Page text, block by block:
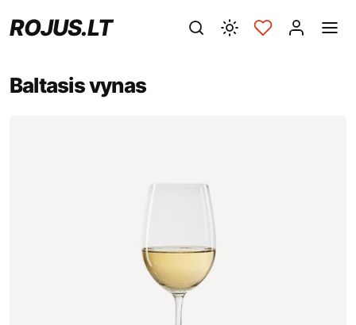
ROJUS.LT
Baltasis vynas